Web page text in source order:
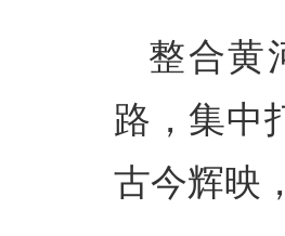
整合黄
路，集中
古今辉映